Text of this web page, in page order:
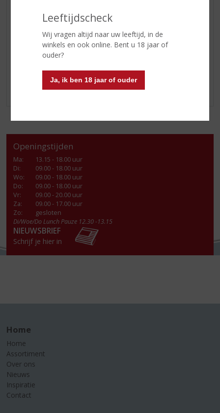
Leeftijdscheck
Wij vragen altijd naar uw leeftijd, in de
winkels en ook online. Bent u 18 jaar of
ouder?
Ja, ik ben 18 jaar of ouder
FRISDRANK
GLASWERK
GESCHENKVERPAKKING
ALCOHOLVRIJE DRANKEN
VEGAN DRANKEN
Openingstijden
Ma:
13.15 - 18.00 uur
Di:
09.00 - 18.00 uur
Wo:
09.00 - 18.00 uur
Do:
09.00 - 18.00 uur
Vr:
09.00 - 20.00 uur
Za:
09.00 - 17.00 uur
Zo:
gesloten
Di/Woe/Do Lunch Pauze 12.30 -13.15
NIEUWSBRIEF
Schrijf je hier in
Home
Home
Assortiment
Over ons
Nieuws
Inspiratie
Contact